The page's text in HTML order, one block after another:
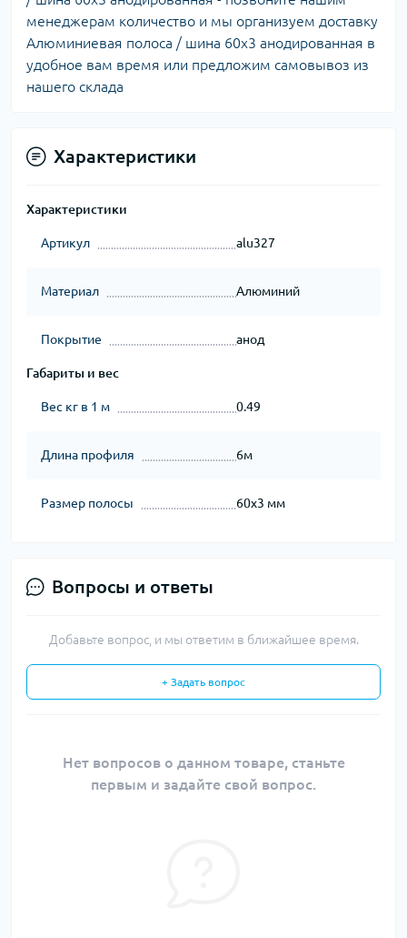
менеджерам количество и мы организуем доставку
Алюминиевая полоса / шина 60х3 анодированная в
удобное вам время или предложим самовывоз из
нашего склада
Характеристики
Характеристики
Артикул alu327
Материал Алюминий
Покрытие анод
Габариты и вес
Вес кг в 1 м 0.49
Длина профиля 6м
Размер полосы 60х3 мм
Вопросы и ответы
Добавьте вопрос, и мы ответим в ближайшее время.
+ Задать вопрос
Нет вопросов о данном товаре, станьте
первым и задайте свой вопрос.